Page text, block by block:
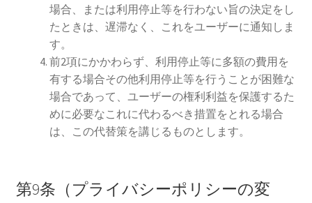
場合、または利用停止等を行わない旨の決定をし
たときは、遅滞なく、これをユーザーに通知しま
す。
前2項にかかわらず、利用停止等に多額の費用を
有する場合その他利用停止等を行うことが困難な
場合であって、ユーザーの権利利益を保護するた
めに必要なこれに代わるべき措置をとれる場合
は、この代替策を講じるものとします。
第9条（プライバシーポリシーの変